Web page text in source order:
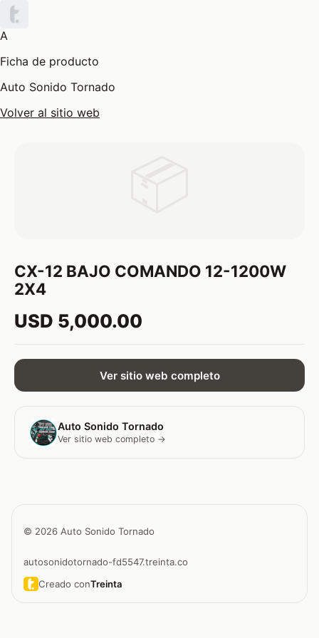
A
Ficha de producto
Auto Sonido Tornado
Volver al sitio web
CX-12 BAJO COMANDO 12-1200W
2X4
USD 5,000.00
Ver sitio web completo
Auto Sonido Tornado
Ver sitio web completo →
© 2026 Auto Sonido Tornado
autosonidotornado-fd5547.treinta.co
Creado conTreinta